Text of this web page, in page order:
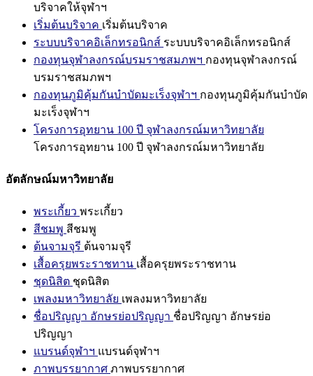
บริจาคให้จุฬาฯ
เริ่มต้นบริจาค เริ่มต้นบริจาค
ระบบบริจาคอิเล็กทรอนิกส์ ระบบบริจาคอิเล็กทรอนิกส์
กองทุนจุฬาลงกรณ์บรมราชสมภพฯ กองทุนจุฬาลงกรณ์
บรมราชสมภพฯ
กองทุนภูมิคุ้มกันบำบัดมะเร็งจุฬาฯ กองทุนภูมิคุ้มกันบำบัด
มะเร็งจุฬาฯ
โครงการอุทยาน 100 ปี จุฬาลงกรณ์มหาวิทยาลัย
โครงการอุทยาน 100 ปี จุฬาลงกรณ์มหาวิทยาลัย
อัตลักษณ์มหาวิทยาลัย
พระเกี้ยว พระเกี้ยว
สีชมพู สีชมพู
ต้นจามจุรี ต้นจามจุรี
เสื้อครุยพระราชทาน เสื้อครุยพระราชทาน
ชุดนิสิต ชุดนิสิต
เพลงมหาวิทยาลัย เพลงมหาวิทยาลัย
ชื่อปริญญา อักษรย่อปริญญา ชื่อปริญญา อักษรย่อ
ปริญญา
แบรนด์จุฬาฯ แบรนด์จุฬาฯ
ภาพบรรยากาศ ภาพบรรยากาศ